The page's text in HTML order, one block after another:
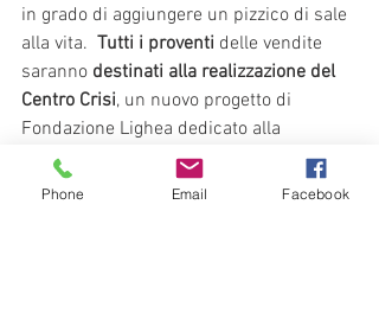
in grado di aggiungere un pizzico di sale
alla vita. Tutti i proventi delle vendite
saranno destinati alla realizzazione del
Centro Crisi, un nuovo progetto di
Fondazione Lighea dedicato alla
gestione della crisi psichica acuta.
Phone Email Facebook